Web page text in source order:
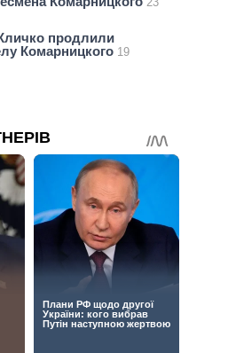
продлили
Комарницкого 19